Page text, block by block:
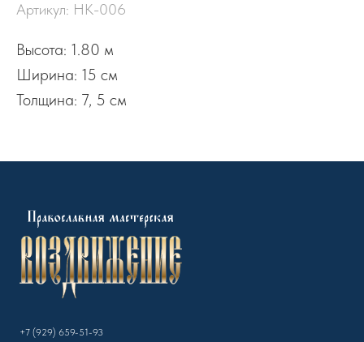
Артикул: НК-006
Высота: 1.80 м
Ширина: 15 см
Толщина: 7, 5 см
+7 (929) 659-51-93